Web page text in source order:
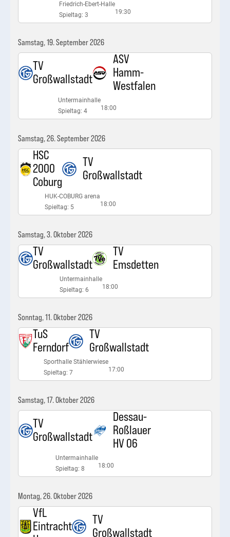
Friedrich-Ebert-Halle
Spieltag: 3
19:30
Samstag, 19. September 2026
TV
Großwallstadt
ASV
Hamm-
Westfalen
Untermainhalle
Spieltag: 4
18:00
Samstag, 26. September 2026
HSC
2000
Coburg
TV
Großwallstadt
HUK-COBURG arena
Spieltag: 5
18:00
Samstag, 3. Oktober 2026
TV
Großwallstadt
TV
Emsdetten
Untermainhalle
Spieltag: 6
18:00
Sonntag, 11. Oktober 2026
TuS
Ferndorf
TV
Großwallstadt
Sporthalle Stählerwiese
Spieltag: 7
17:00
Samstag, 17. Oktober 2026
TV
Großwallstadt
Dessau-
Roßlauer
HV 06
Untermainhalle
Spieltag: 8
18:00
Montag, 26. Oktober 2026
VfL
Eintracht
TV
Großwallstadt